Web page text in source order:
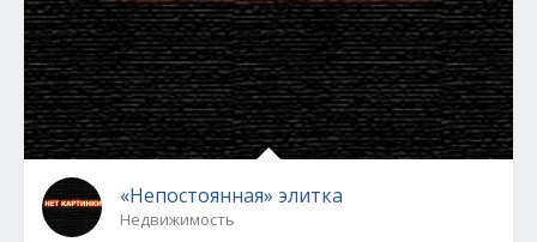
«Непостоянная» элитка
Недвижимость